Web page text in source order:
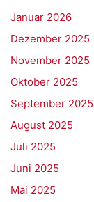
Januar 2026
Dezember 2025
November 2025
Oktober 2025
September 2025
August 2025
Juli 2025
Juni 2025
Mai 2025